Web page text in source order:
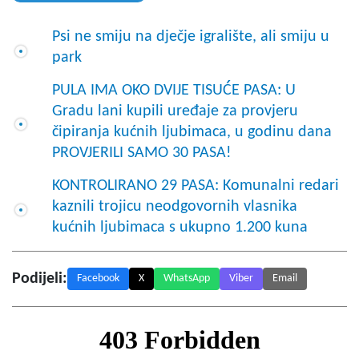
Psi ne smiju na dječje igralište, ali smiju u
park
PULA IMA OKO DVIJE TISUĆE PASA: U
Gradu lani kupili uređaje za provjeru
čipiranja kućnih ljubimaca, u godinu dana
PROVJERILI SAMO 30 PASA!
KONTROLIRANO 29 PASA: Komunalni redari
kaznili trojicu neodgovornih vlasnika
kućnih ljubimaca s ukupno 1.200 kuna
Podijeli: Facebook X WhatsApp Viber Email